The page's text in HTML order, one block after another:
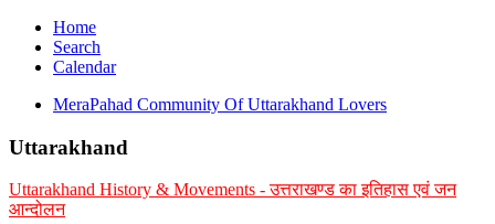
Home
Search
Calendar
MeraPahad Community Of Uttarakhand Lovers
Uttarakhand
Uttarakhand History & Movements - उत्तराखण्ड का इतिहास एवं जन
आन्दोलन